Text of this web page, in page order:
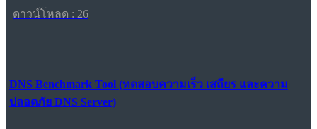
ดาวน์โหลด : 26
DNS Benchmark Tool (ทดสอบความเร็ว เสถียร และความ
ปลอดภัย DNS Server)